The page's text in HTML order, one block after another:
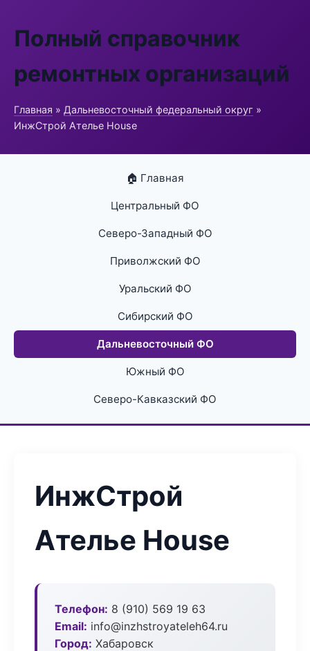
Полный справочник
ремонтных организаций
Главная » Дальневосточный федеральный округ »
ИнжСтрой Ателье House
🏠 Главная
Центральный ФО
Северо-Западный ФО
Приволжский ФО
Уральский ФО
Сибирский ФО
Дальневосточный ФО
Южный ФО
Северо-Кавказский ФО
ИнжСтрой
Ателье House
Телефон: 8 (910) 569 19 63
Email: info@inzhstroyateleh64.ru
Город: Хабаровск